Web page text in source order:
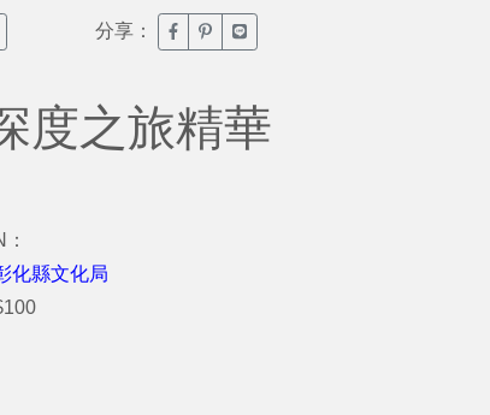
分享： 臉書分享(另開新視窗)
噗浪分享(另開新視窗)
Line分享(另開新視窗)
度之旅精華
化縣文化局